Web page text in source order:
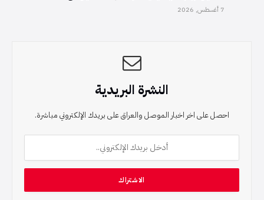
7 أغسطس, 2026
النشرة البريدية
احصل على اخر اخبار الموصل والعراق على بريدك الإلكتروني مباشرة.